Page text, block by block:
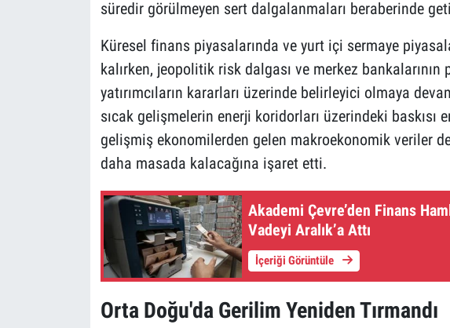
süredir görülmeyen sert dalgalanmaları beraberinde
Küresel finans piyasalarında ve yurt içi sermaye
kalırken, jeopolitik risk dalgası ve merkez
yatırımcıların kararları üzerinde belirleyici olmaya
sıcak gelişmelerin enerji koridorları üzerindeki baskısı
gelişmiş ekonomilerden gelen makroekonomik veriler
daha masada kalacağına işaret etti.
Akademi Çevre’den Finans
Vadeyi Aralık’a Attı
İçeriği Görüntüle
Orta Doğu'da Gerilim Yeniden Tırmandı